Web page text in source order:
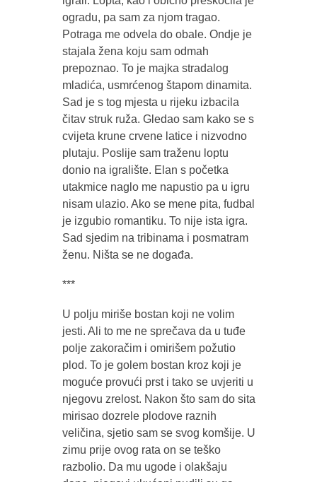
ogradu, pa sam za njom tragao.
Potraga me odvela do obale. Ondje je
stajala žena koju sam odmah
prepoznao. To je majka stradalog
mladića, usmrćenog štapom dinamita.
Sad je s tog mjesta u rijeku izbacila
čitav struk ruža. Gledao sam kako se s
cvijeta krune crvene latice i nizvodno
plutaju. Poslije sam traženu loptu
donio na igralište. Elan s početka
utakmice naglo me napustio pa u igru
nisam ulazio. Ako se mene pita, fudbal
je izgubio romantiku. To nije ista igra.
Sad sjedim na tribinama i posmatram
ženu. Ništa se ne događa.
***
U polju miriše bostan koji ne volim
jesti. Ali to me ne sprečava da u tuđe
polje zakoračim i omirišem požutio
plod. To je golem bostan kroz koji je
moguće provući prst i tako se uvjeriti u
njegovu zrelost. Nakon što sam do sita
mirisao dozrele plodove raznih
veličina, sjetio sam se svog komšije. U
zimu prije ovog rata on se teško
razbolio. Da mu ugode i olakšaju